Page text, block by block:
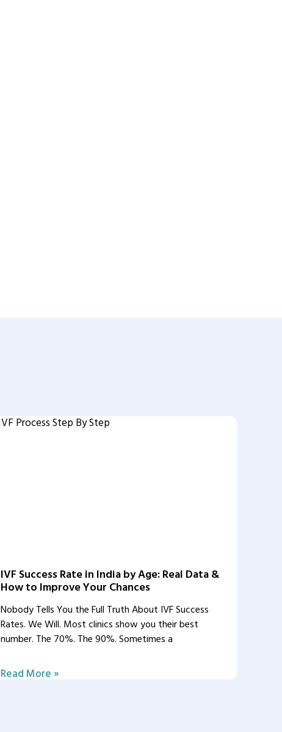
IVF Success Rate in India by Age: Real Data &
How to Improve Your Chances
Nobody Tells You the Full Truth About IVF Success
Rates. We Will. Most clinics show you their best
number. The 70%. The 90%. Sometimes a
Read More »